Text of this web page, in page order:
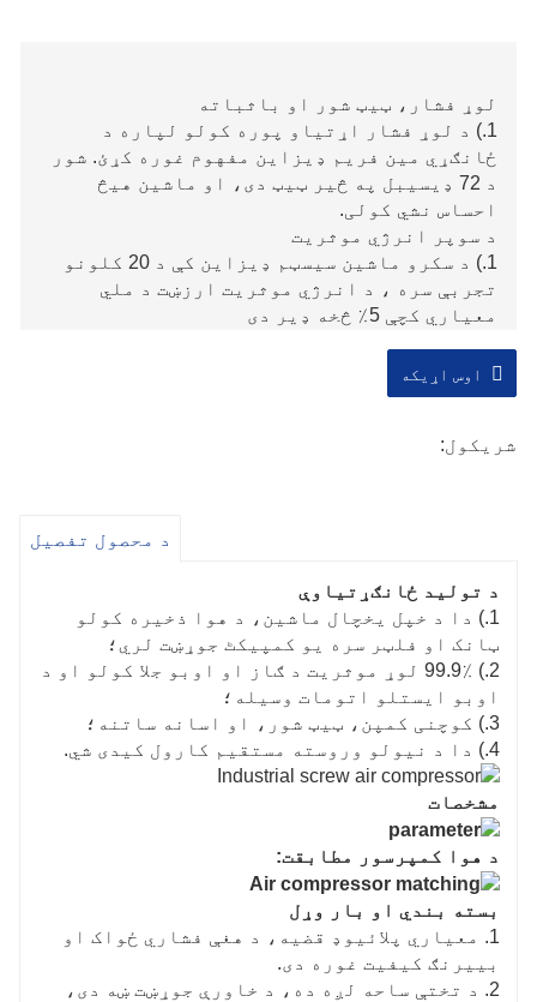
لوړ فشار، ټيټ شور او باثباته
1.) د لوړ فشار اړتیاو پوره کولو لپاره د
ځانګړي مین فریم ډیزاین مفهوم غوره کړئ. شور
د 72 ډیسیبل په څیر ټیټ دی، او ماشین هیڅ
احساس نشي کولی.
د سوپر انرژي موثریت
1.) د سکرو ماشین سیسټم ډیزاین کې د 20 کلونو
تجربې سره ، د انرژي موثریت ارزښت د ملي
معیاري کچې 5٪ څخه ډیر دی
1.) یو ماډل چې په ځانګړي ډول د لیزر پرې کولو
لپاره ډیزاین شوی: د یخ وچونکي سره ، د ګاز
چې مستقیم د کارونکي لخوا اخیستل کیدی شي.
اوس اړیکه
شریکول:
د محصول تفصیل
د تولید ځانګړتیاوې
1.) دا د خپل یخچال ماشین، د هوا ذخیره کولو
ټانک او فلټر سره یو کمپیکٹ جوړښت لري؛
2.) 99.9٪ لوړ موثریت د ګاز او اوبو جلا کولو او د
اوبو ایستلو اتومات وسیله؛
3.) کوچنی کمپن، ټیټ شور، او اسانه ساتنه؛
4.) دا د نیولو وروسته مستقیم کارول کیدی شي.
مشخصات
د هوا کمپرسور مطابقت:
بسته بندي او بار وړل
1. معیاري پلائیوډ قضیه، د هغې فشاري ځواک او
بییرنګ کیفیت غوره دی.
2. د تختې ساحه لږه ده، د خاورې جوړښت ښه دی،